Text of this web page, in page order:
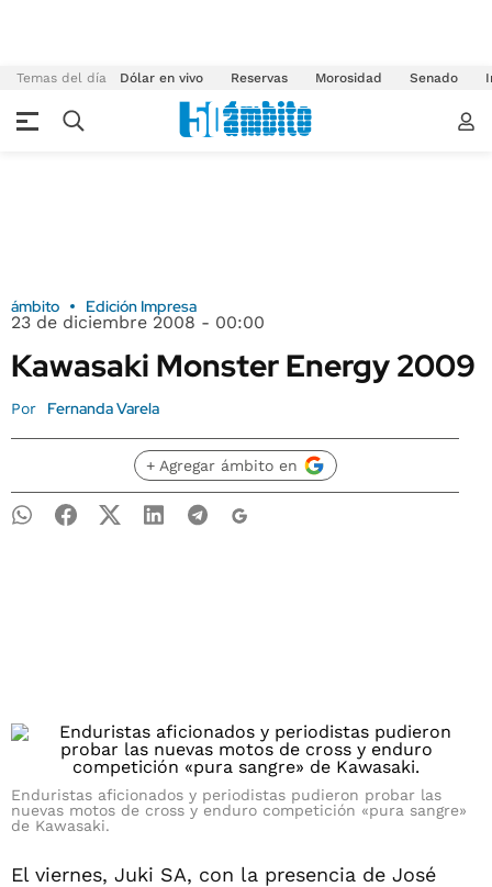
Temas del día Dólar en vivo Reservas Morosidad Senado
ámbito Edición Impresa
23 de diciembre 2008 - 00:00
Kawasaki Monster Energy 2009
Por Fernanda Varela
+ Agregar ámbito en
Enduristas aficionados y periodistas pudieron probar las
nuevas motos de cross y enduro competición «pura sangre»
de Kawasaki.
El viernes, Juki SA, con la presencia de José